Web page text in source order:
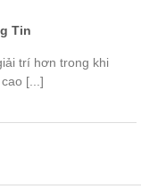
Tin
trí hơn trong khi
[...]